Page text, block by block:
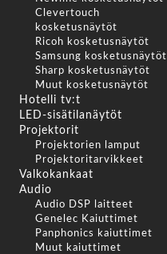
Clevertouch
kosketusnäytöt
Ricoh kosketusnäytöt
Samsung kosketusnäytöt
Sharp kosketusnäytöt
Muut kosketusnäytöt
Hotelli tv:t
LED-sisätilanäytöt
Projektorit
Projektorien lamput
Projektoritarvikkeet
Valkokankaat
Audio
Audio DSP laitteet
Genelec Kaiuttimet
Panphonics kaiuttimet
Muut kaiuttimet